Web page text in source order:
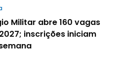
Militar abre 160 vagas
inscrições iniciam